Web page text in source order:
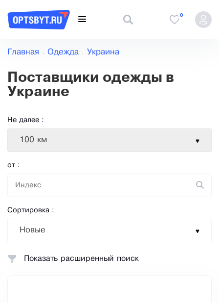
0
Главная Одежда Украина
Поставщики одежды в
Украине
Не далее :
100 км
от :
Сортировка :
Новые
Показать расширенный поиск